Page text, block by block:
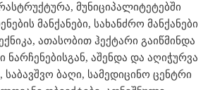
მუნიციპალიტეტებში
მანქანები, სახანძრო მანქანები
ათასობით ჰექტარი გაიწმინდა
ნარჩენებისგან, აშენდა და აღიჭურვა
ბაღი, სამედიცინო ცენტრი